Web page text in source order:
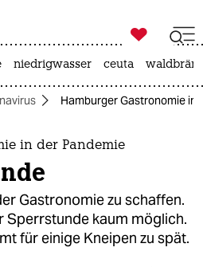
zahl ich
ich

taz zahl ich
niedrigwasser ceuta
Hamburger Gastronomie in
in der Pandemie
Gastronomie zu schaffen.
Sperrstunde kaum möglich.
für einige Kneipen zu spät.